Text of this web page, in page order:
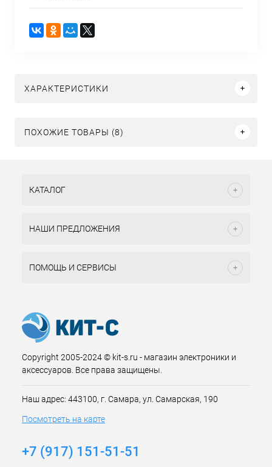
ХАРАКТЕРИСТИКИ
ПОХОЖИЕ ТОВАРЫ (8)
КАТАЛОГ
НАШИ ПРЕДЛОЖЕНИЯ
ПОМОЩЬ И СЕРВИСЫ
Copyright 2005-2024 © kit-s.ru - магазин электроники и
аксессуаров. Все права защищены.
Наш адрес: 443100, г. Самара, ул. Самарская, 190
Посмотреть на карте
+7 (917) 151-51-51